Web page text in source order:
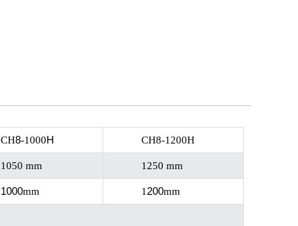
CH8-1000H CH8-1200H
1050 mm 1250 mm
1000mm 1 200mm